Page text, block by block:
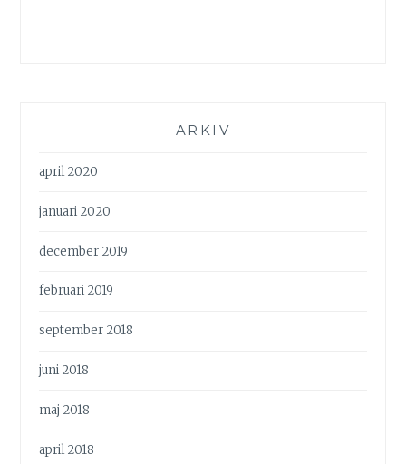
ARKIV
april 2020
januari 2020
december 2019
februari 2019
september 2018
juni 2018
maj 2018
april 2018